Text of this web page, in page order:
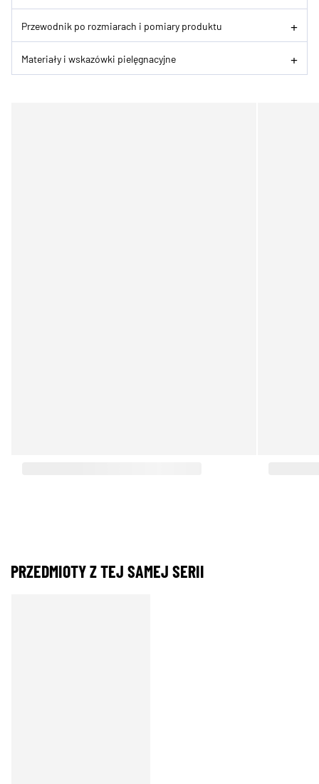
Przewodnik po rozmiarach i pomiary produktu
Materiały i wskazówki pielęgnacyjne
PRZEDMIOTY Z TEJ SAMEJ SERII